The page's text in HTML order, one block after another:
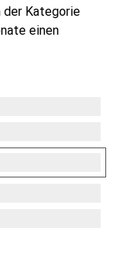
Kategorie
einen